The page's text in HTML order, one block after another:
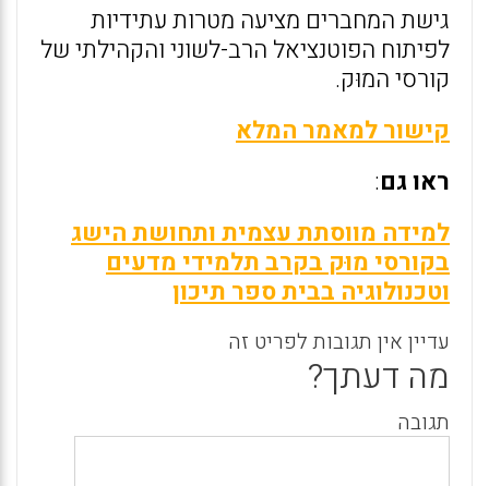
גישת המחברים מציעה מטרות עתידיות
לפיתוח הפוטנציאל הרב-לשוני והקהילתי של
קורסי המוּק.
קישור למאמר המלא
ראו גם:
למידה מווסתת עצמית ותחושת הישג
בקורסי מוּק בקרב תלמידי מדעים
וטכנולוגיה בבית ספר תיכון
עדיין אין תגובות לפריט זה
מה דעתך?
תגובה